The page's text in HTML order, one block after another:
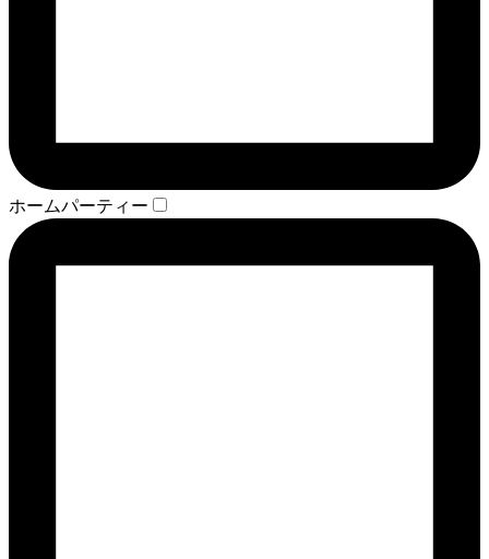
ホームパーティー